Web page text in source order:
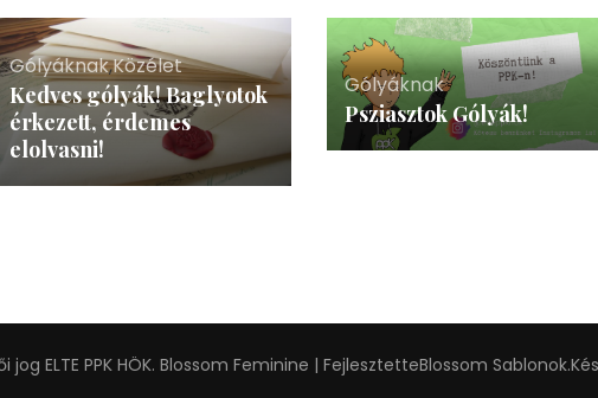
Gólyáknak,Közélet
Kedves gólyák! Baglyotok
érkezett, érdemes
elolvasni!
Gólyáknak
Psziasztok Gólyák!
jog ELTE PPK HÖK. Blossom Feminine | FejlesztetteBlossom Sablonok